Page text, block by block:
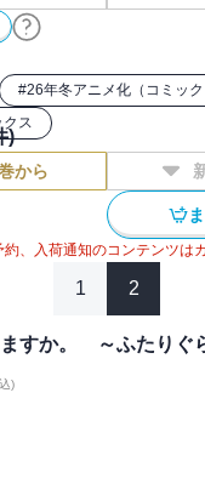
#26年冬アニメ化（コミック
ス
)
から
、入荷通知のコンテンツは
1 2
すか。 ～ふたりぐ
)